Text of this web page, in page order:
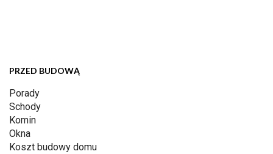
PRZED BUDOWĄ
Porady
Schody
Komin
Okna
Koszt budowy domu